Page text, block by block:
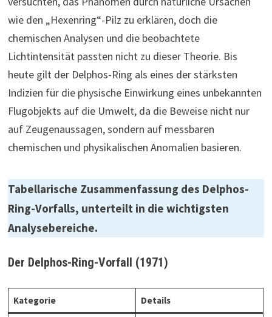
wie den „Hexenring“-Pilz zu erklären, doch die
chemischen Analysen und die beobachtete
Lichtintensität passten nicht zu dieser Theorie. Bis
heute gilt der Delphos-Ring als eines der stärksten
Indizien für die physische Einwirkung eines unbekannten
Flugobjekts auf die Umwelt, da die Beweise nicht nur
auf Zeugenaussagen, sondern auf messbaren
chemischen und physikalischen Anomalien basieren.
Tabellarische Zusammenfassung des Delphos-
Ring-Vorfalls, unterteilt in die wichtigsten
Analysebereiche.
Der Delphos-Ring-Vorfall (1971)
Kategorie Details